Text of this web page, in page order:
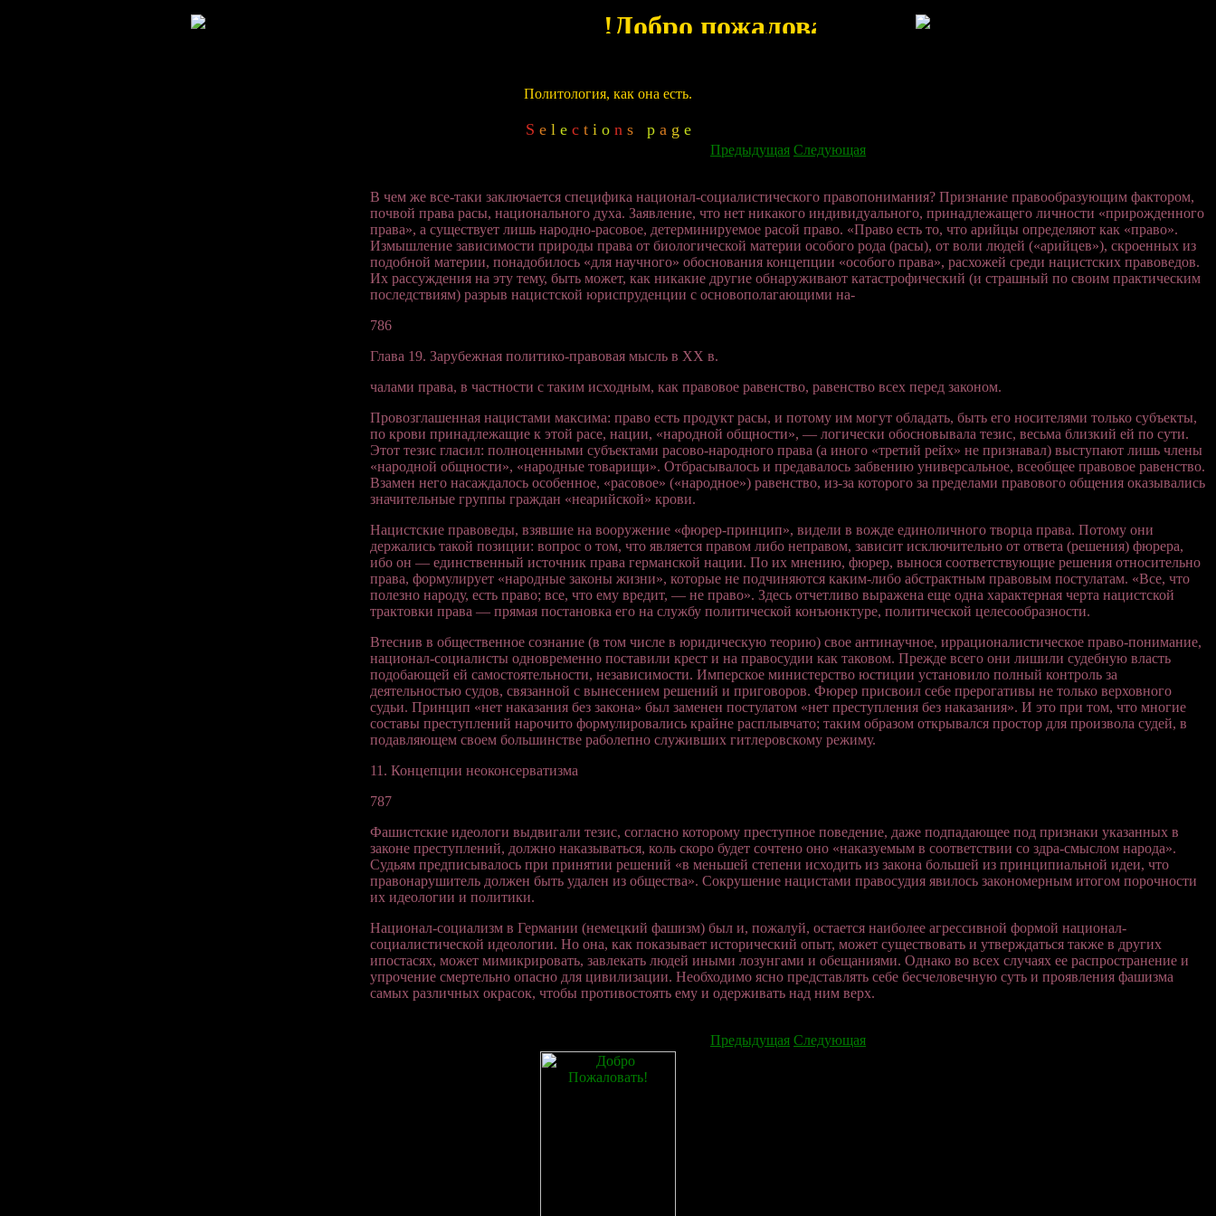
Политология, как она есть.
S e l e c t i o n s p a g e
Предыдущая Следующая
В чем же все-таки заключается специфика национал-социалистического правопонимания? Признание правообразующим фактором,
почвой права расы, национального духа. Заявление, что нет никакого индивидуального, принадлежащего личности «прирожденного
права», а существует лишь народно-расовое, детерминируемое расой право. «Право есть то, что арийцы определяют как «право».
Измышление зависимости природы права от биологической материи особого рода (расы), от воли людей («арийцев»), скроенных из
подобной материи, понадобилось «для научного» обоснования концепции «особого права», расхожей среди нацистских правоведов.
Их рассуждения на эту тему, быть может, как никакие другие обнаруживают катастрофический (и страшный по своим практическим
последствиям) разрыв нацистской юриспруденции с основополагающими на-
786
Глава 19. Зарубежная политико-правовая мысль в XX в.
чалами права, в частности с таким исходным, как правовое равенство, равенство всех перед законом.
Провозглашенная нацистами максима: право есть продукт расы, и потому им могут обладать, быть его носителями только субъекты,
по крови принадлежащие к этой расе, нации, «народной общности», — логически обосновывала тезис, весьма близкий ей по сути.
Этот тезис гласил: полноценными субъектами расово-народного права (а иного «третий рейх» не признавал) выступают лишь члены
«народной общности», «народные товарищи». Отбрасывалось и предавалось забвению универсальное, всеобщее правовое равенство.
Взамен него насаждалось особенное, «расовое» («народное») равенство, из-за которого за пределами правового общения оказывались
значительные группы граждан «неарийской» крови.
Нацистские правоведы, взявшие на вооружение «фюрер-принцип», видели в вожде единоличного творца права. Потому они
держались такой позиции: вопрос о том, что является правом либо неправом, зависит исключительно от ответа (решения) фюрера,
ибо он — единственный источник права германской нации. По их мнению, фюрер, вынося соответствующие решения относительно
права, формулирует «народные законы жизни», которые не подчиняются каким-либо абстрактным правовым постулатам. «Все, что
полезно народу, есть право; все, что ему вредит, — не право». Здесь отчетливо выражена еще одна характерная черта нацистской
трактовки права — прямая постановка его на службу политической конъюнктуре, политической целесообразности.
Втеснив в общественное сознание (в том числе в юридическую теорию) свое антинаучное, иррационалистическое право-понимание,
национал-социалисты одновременно поставили крест и на правосудии как таковом. Прежде всего они лишили судебную власть
подобающей ей самостоятельности, независимости. Имперское министерство юстиции установило полный контроль за
деятельностью судов, связанной с вынесением решений и приговоров. Фюрер присвоил себе прерогативы не только верховного
судьи. Принцип «нет наказания без закона» был заменен постулатом «нет преступления без наказания». И это при том, что многие
составы преступлений нарочито формулировались крайне расплывчато; таким образом открывался простор для произвола судей, в
подавляющем своем большинстве раболепно служивших гитлеровскому режиму.
11. Концепции неоконсерватизма
787
Фашистские идеологи выдвигали тезис, согласно которому преступное поведение, даже подпадающее под признаки указанных в
законе преступлений, должно наказываться, коль скоро будет сочтено оно «наказуемым в соответствии со здра-смыслом народа».
Судьям предписывалось при принятии решений «в меньшей степени исходить из закона большей из принципиальной идеи, что
правонарушитель должен быть удален из общества». Сокрушение нацистами правосудия явилось закономерным итогом порочности
их идеологии и политики.
Национал-социализм в Германии (немецкий фашизм) был и, пожалуй, остается наиболее агрессивной формой национал-
социалистической идеологии. Но она, как показывает исторический опыт, может существовать и утверждаться также в других
ипостасях, может мимикрировать, завлекать людей иными лозунгами и обещаниями. Однако во всех случаях ее распространение и
упрочение смертельно опасно для цивилизации. Необходимо ясно представлять себе бесчеловечную суть и проявления фашизма
самых различных окрасок, чтобы противостоять ему и одерживать над ним верх.
Предыдущая Следующая